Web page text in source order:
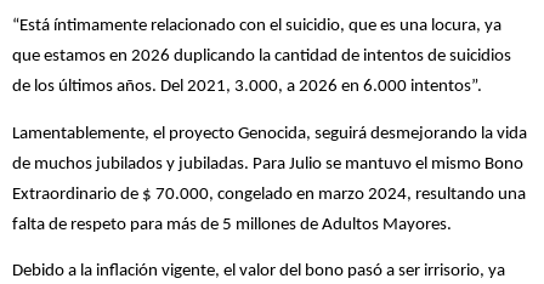
“Está íntimamente relacionado con el suicidio, que es una locura, ya
que estamos en 2026 duplicando la cantidad de intentos de suicidios
de los últimos años. Del 2021, 3.000, a 2026 en 6.000 intentos”.
Lamentablemente, el proyecto Genocida, seguirá desmejorando la vida
de muchos jubilados y jubiladas. Para Julio se mantuvo el mismo Bono
Extraordinario de $ 70.000, congelado en marzo 2024, resultando una
falta de respeto para más de 5 millones de Adultos Mayores.
Debido a la inflación vigente, el valor del bono pasó a ser irrisorio, ya